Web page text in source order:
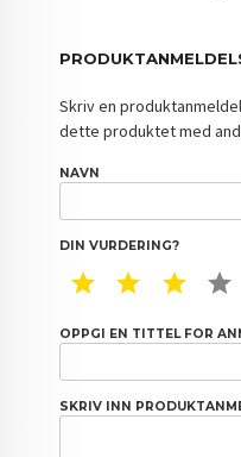
Skriv en
dette produktet med
NAVN
DIN VURDERING?
1 STAR2 STAR
3
OPPGI EN TITTEL FOR
SKRIV INN